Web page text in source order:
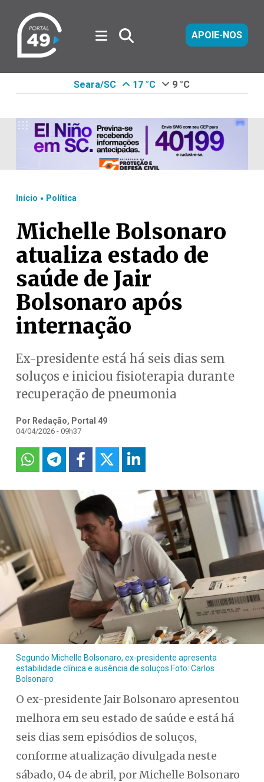
APOIE-NOS
Seara/SC 17 °C 9 °C
Início . Política
Michelle Bolsonaro
atualiza estado de
saúde de Jair
Bolsonaro após
internação
Ex-presidente está há seis dias sem
soluços e iniciou fisioterapia durante
recuperação de pneumonia
Por Redação, Portal 49
04/04/2026 - 09h37
Segundo Michelle Bolsonaro, ex-presidente apresenta
estabilidade clínica e ausência de soluços Foto: Carlos
Bolsonaro
O ex-presidente Jair Bolsonaro apresentou
melhora em seu estado de saúde e está há
seis dias sem episódios de soluços,
conforme atualização divulgada neste
sábado, 04 de abril, por Michelle Bolsonaro